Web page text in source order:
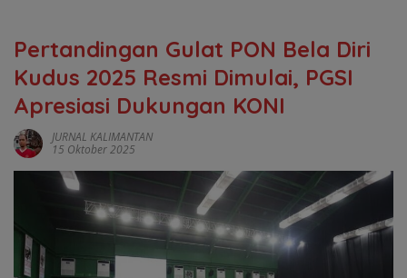
Pertandingan Gulat PON Bela Diri
Kudus 2025 Resmi Dimulai, PGSI
Apresiasi Dukungan KONI
JURNAL KALIMANTAN
15 Oktober 2025